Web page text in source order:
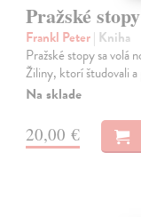
Pražské stopy
Frankl Peter| Kniha
Pražské stopy sa volá
Žiliny, ktorí študovali
Na sklade
20,00 €